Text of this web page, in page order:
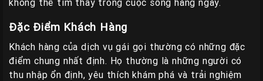
không thể tìm thấy trong cuộc sống hàng ngày.
Đặc Điểm Khách Hàng
Khách hàng của dịch vụ gái gọi thường có những đặc
điểm chung nhất định. Họ thường là những người có
thu nhập ổn định, yêu thích khám phá và trải nghiệm